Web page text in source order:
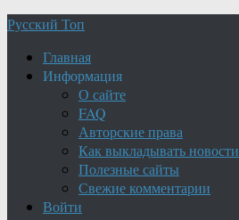
Русский Топ
Главная
Информация
О сайте
FAQ
Авторские права
Как выкладывать новости
Полезные сайты
Свежие комментарии
Войти